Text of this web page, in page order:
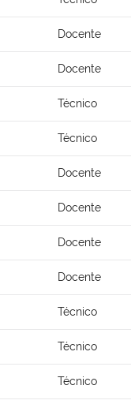
Docente
Docente
Técnico
Técnico
Docente
Docente
Docente
Docente
Técnico
Técnico
Técnico